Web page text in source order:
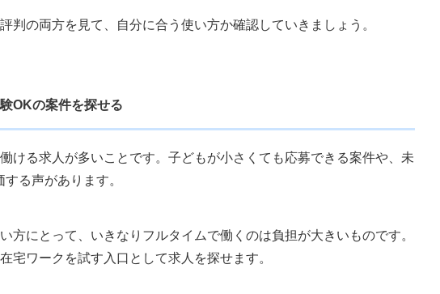
見る点は何ですか？
サイト
リア）
判の両方を見て、自分に合う使い方か確認していきましょう。
OKの案件を探せる
ける求人が多いことです。子どもが小さくても応募できる案件や、未
る声があります。
方にとって、いきなりフルタイムで働くのは負担が大きいものです。
宅ワークを試す入口として求人を探せます。